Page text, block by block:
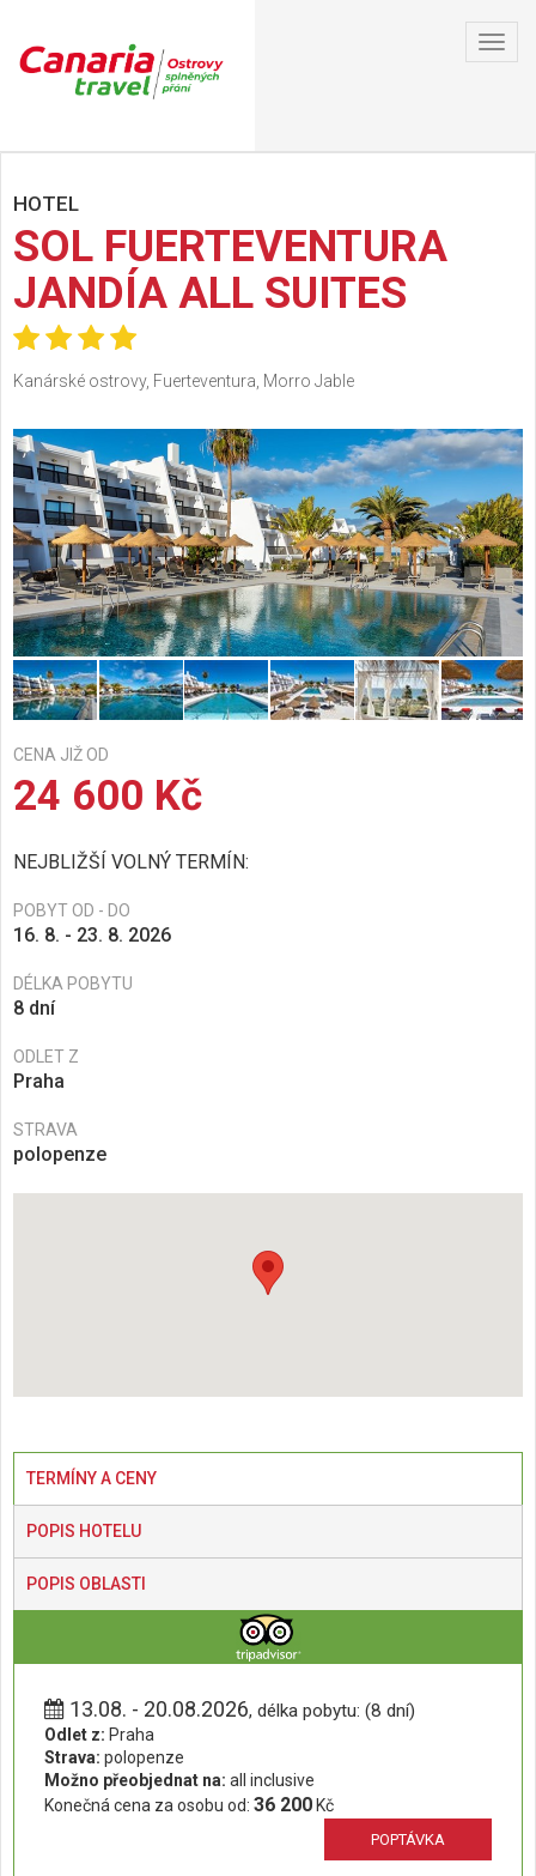
HOTEL
SOL FUERTEVENTURA
JANDÍA ALL SUITES
Kanárské ostrovy, Fuerteventura, Morro Jable
CENA JIŽ OD
24 600 Kč
NEJBLIŽŠÍ VOLNÝ TERMÍN:
POBYT OD - DO
16. 8. - 23. 8. 2026
DÉLKA POBYTU
8 dní
ODLET Z
Praha
STRAVA
polopenze
TERMÍNY A CENY
POPIS HOTELU
POPIS OBLASTI
13.08. - 20.08.2026, délka pobytu: (8 dní)
Odlet z: Praha
Strava: polopenze
Možno přeobjednat na: all inclusive
Konečná cena za osobu od: 36 200 Kč
POPTÁVKA